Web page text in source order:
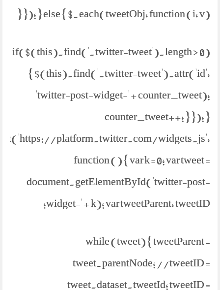
}); } else { $.each(tweetObj, function (i, v) {
if($(this).find('.twitter-tweet').length > 0)
{ $(this).find('.twitter-tweet').attr('id',
'twitter-post-widget-' + counter_tweet);
counter_tweet++; } }); }
platform.twitter.com/widgets.js',
function () { var k = 0; var tweet =
document.getElementById('twitter-post-
widget-' + k); var tweetParent, tweetID;
while (tweet) { tweetParent =
tweet.parentNode; //tweetID =
tweet.dataset.tweetId; tweetID =